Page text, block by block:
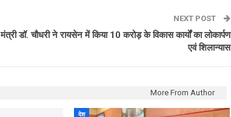
NEXT POST
मंत्री डॉ. चौधरी ने रायसेन में किया 10 करोड़ के विकास कार्यों का लोकार्पण
एवं शिलान्यास
More From Author
देश